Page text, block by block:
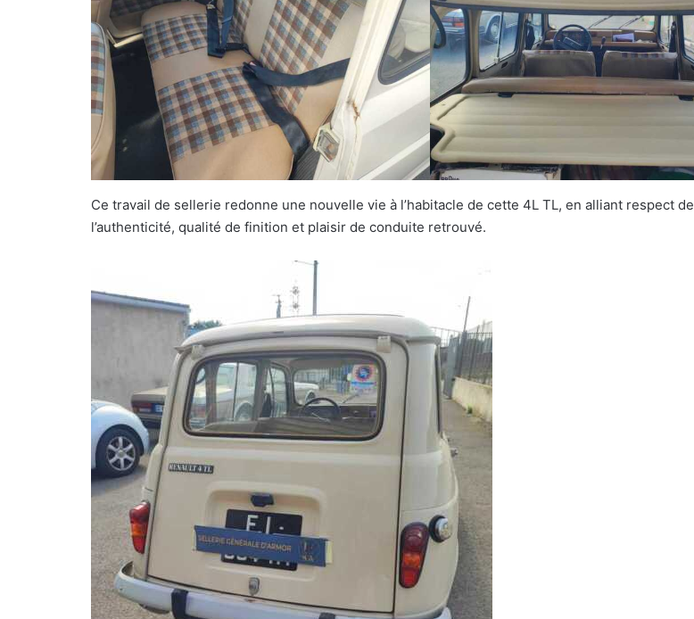
Ce travail de sellerie redonne une nouvelle vie à l’habitacle de cette 4L TL, en alliant respect de
l’authenticité, qualité de finition et plaisir de conduite retrouvé.